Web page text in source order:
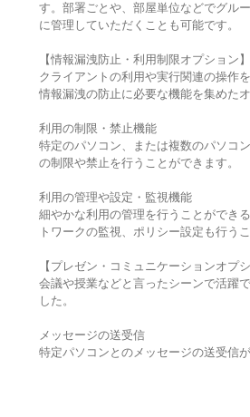
す。部署ごとや、部屋単位などでグル
に管理していただくことも可能です。
【情報漏洩防止・利用制限オプション】
クライアントの利用や実行関連の操作
情報漏洩の防止に必要な機能を集めたオ
利用の制限・禁止機能
特定のパソコン、または複数のパソコ
の制限や禁止を行うことができます。
利用の管理や設定・監視機能
細やかな利用の管理を行うことができ
トワークの監視、ポリシー設定も行う
【プレゼン・コミュニケーションオプシ
会議や授業などと言ったシーンで活躍
した。
メッセージの送受信
特定パソコンとのメッセージの送受信が